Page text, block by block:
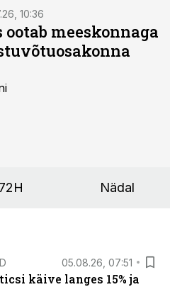
AeroTime kolme Balti
10:36
meeskonnaga
72H Nädal
05.08.26, 07:51
käive langes 15% ja